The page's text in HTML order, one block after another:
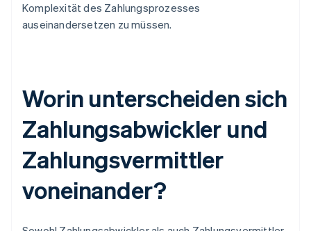
Komplexität des Zahlungsprozesses
auseinandersetzen zu müssen.
Worin unterscheiden sich
Zahlungsabwickler und
Zahlungsvermittler
voneinander?